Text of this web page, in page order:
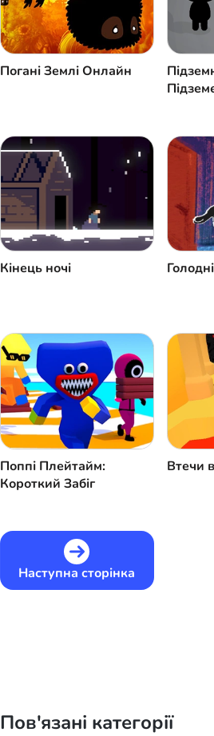
Погані Землі Онлайн
Кінець ночі
Поппі Плейтайм:
Короткий Забіг
Втечи
Наступна сторінка
Пов'язані категорії